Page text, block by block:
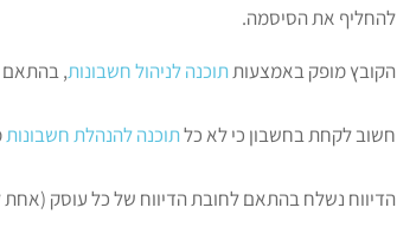
להחליף את הסיסמה.
הקובץ מופק באמצעותתוכנה לניהול חשבונות, בהתאם
חשוב לקחת בחשבון כי לא כלתוכנה להנהלת חשבונות
הדיווח נשלח בהתאם לחובת הדיווח של כל עוסק